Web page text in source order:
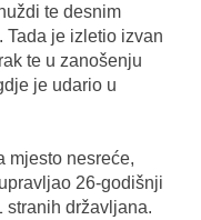
te desnim
Tada je izletio izvan
te u zanošenju
je udario u
mjesto nesreće,
26-godišnji
stranih državljana.